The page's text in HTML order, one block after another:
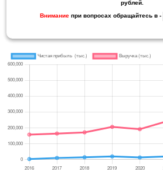
рублей.
Внимание при вопросах обращайтесь в -